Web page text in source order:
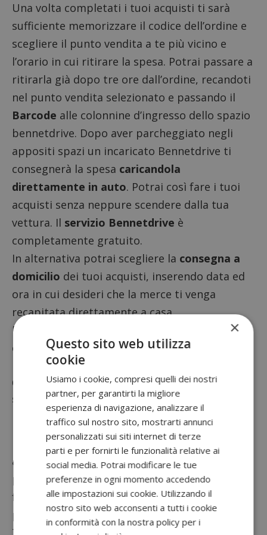
Una volta completati i tuoi acquisti ti sarà
sufficiente memorizzare il codice dell’ordine e
scegliere il punto vendita a te più vicino e
l’orario in cui ritirare la spesa. Potrai passare a
ritirarla già dopo tre ore dall’ordine, recandoti
nel punto vendita selezionato e passando il
Barcode alle colonnine d’ingresso dello spazio
bennetdrive. Dopo aver parcheggiato negli
appositi spazi un incaricato Bennetdrive ti
consegnerà la spesa caricandola
direttamente in auto. Potrai così fare i tuoi
acquisti senza neppure scendere dalla tua
vettura. Il servizio Bennetdrive è
completamente gratuito.
In alternativa potrai scegliere la consegna a
domicilio dei tuoi acquisti, inserendo data ed
ora in cui desideri che la merce ti venga
recapitata direttamente a casa.
Potrai
direttamente alla
consegna utilizzando Google Pay, Samsung
Pay, Apple Pay o Satispay.
Cosa è possibile trovare nei
supermercati Bennet?
I prodotti che potrai trovare nei supermercati
Bennetsono tantissimi e comprendono gli
alimenti freschi e surgelati, i detersivi e
prodotti per la casa, giocattoli, articoli per il
fai da te, piccoli elettrodomestici, accessori
per auto, telefonia ed informatica.
×
Questo sito web utilizza
cookie
Usiamo i cookie, compresi quelli dei nostri
partner, per garantirti la migliore
esperienza di navigazione, analizzare il
traffico sul nostro sito, mostrarti annunci
personalizzati sui siti internet di terze
parti e per fornirti le funzionalità relative ai
social media. Potrai modificare le tue
preferenze in ogni momento accedendo
alle impostazioni sui cookie. Utilizzando il
nostro sito web acconsenti a tutti i cookie
in conformità con la nostra policy per i